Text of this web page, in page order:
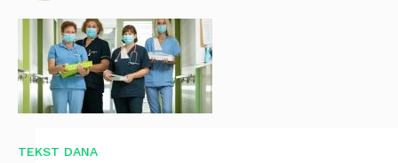
TEKST DANA